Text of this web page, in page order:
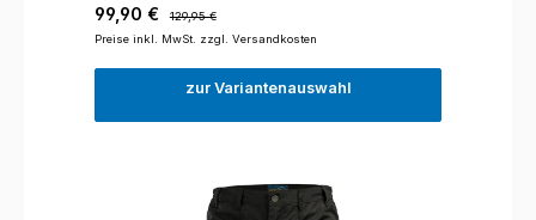
Verkaufspreis:
99,90 €
129,95 €
Preise inkl. MwSt. zzgl. Versandkosten
zur Variantenauswahl